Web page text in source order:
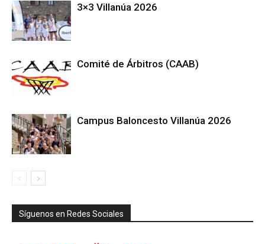
3×3 Villanúa 2026
Comité de Árbitros (CAAB)
Campus Baloncesto Villanúa 2026
Síguenos en Redes Sociales